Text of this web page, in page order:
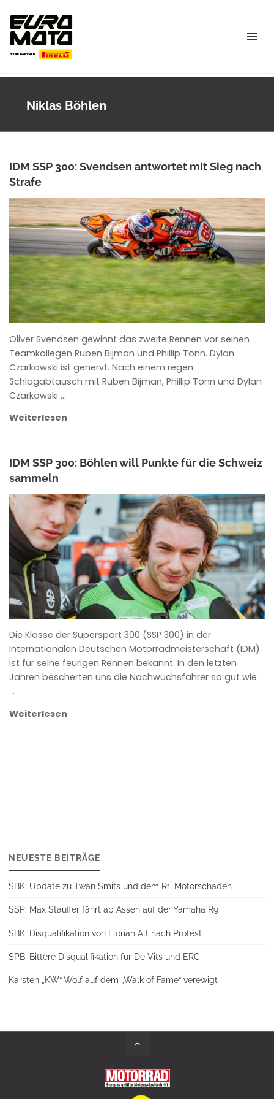
content
Niklas Böhlen
IDM SSP 300: Svendsen antwortet mit Sieg nach
Strafe
ROWENA HINZMANN
Oliver Svendsen gewinnt das zweite Rennen vor seinen
Teamkollegen Ruben Bijman und Phillip Tonn. Dylan
Czarkowski ist genervt. Nach einem regen
Schlagabtausch mit Ruben Bijman, Phillip Tonn und Dylan
Czarkowski …
Weiterlesen
IDM SSP 300: Böhlen will Punkte für die Schweiz
sammeln
ROWENA HINZMANN
Die Klasse der Supersport 300 (SSP 300) in der
Internationalen Deutschen Motorradmeisterschaft (IDM)
ist für seine feurigen Rennen bekannt. In den letzten
Jahren bescherten uns die Nachwuchsfahrer so gut wie
…
Weiterlesen
NEUESTE BEITRÄGE
SBK: Update zu Twan Smits und dem R1-Motorschaden
SSP: Max Stauffer fährt ab Assen auf der Yamaha R9
SBK: Disqualifikation von Florian Alt nach Protest
SPB: Bittere Disqualifikation für De Vits und ERC
Karsten „KW“ Wolf auf dem „Walk of Fame“ verewigt
Back